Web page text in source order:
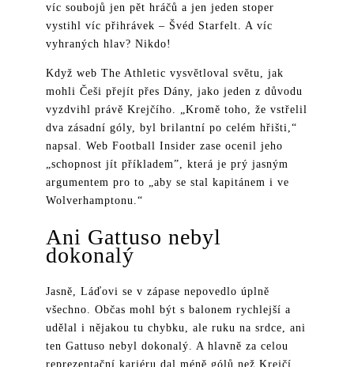
víc soubojů jen pět hráčů a jen jeden stoper
vystihl víc přihrávek – Švéd Starfelt. A víc
vyhraných hlav? Nikdo!
Když web The Athletic vysvětloval světu, jak
mohli Češi přejít přes Dány, jako jeden z důvodu
vyzdvihl právě Krejčího. „Kromě toho, že vstřelil
dva zásadní góly, byl brilantní po celém hřišti,“
napsal. Web Football Insider zase ocenil jeho
„schopnost jít příkladem”, která je prý jasným
argumentem pro to „aby se stal kapitánem i ve
Wolverhamptonu.“
Ani Gattuso nebyl
dokonalý
Jasně, Láďovi se v zápase nepovedlo úplně
všechno. Občas mohl být s balonem rychlejší a
udělal i nějakou tu chybku, ale ruku na srdce, ani
ten Gattuso nebyl dokonalý. A hlavně za celou
reprezentační kariéru dal méně gólů než Krejčí